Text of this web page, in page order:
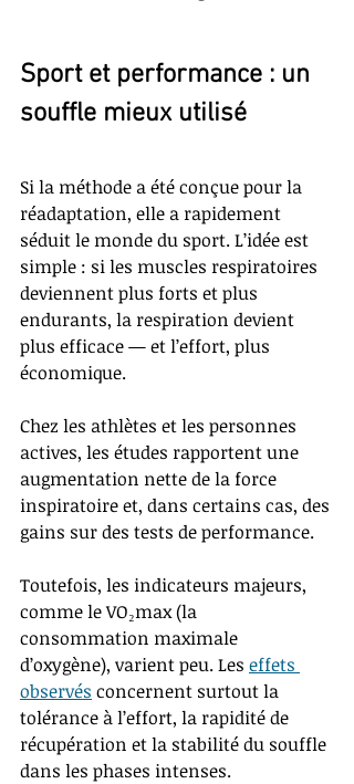
Sport et performance : un
souffle mieux utilisé
Si la méthode a été conçue pour la
réadaptation, elle a rapidement
séduit le monde du sport. L’idée est
simple : si les muscles respiratoires
deviennent plus forts et plus
endurants, la respiration devient
plus efficace — et l’effort, plus
économique.
Chez les athlètes et les personnes
actives, les études rapportent une
augmentation nette de la force
inspiratoire et, dans certains cas, des
gains sur des tests de performance.
Toutefois, les indicateurs majeurs,
comme le VO₂max (la
consommation maximale
d’oxygène), varient peu. Les effets
observés concernent surtout la
tolérance à l’effort, la rapidité de
récupération et la stabilité du souffle
dans les phases intenses.